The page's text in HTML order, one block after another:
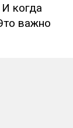
когда
важно